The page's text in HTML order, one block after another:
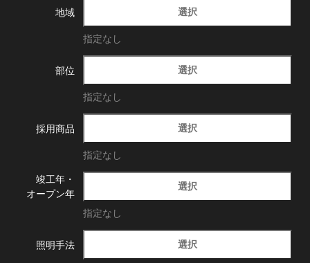
地域 選択
指定なし
部位 選択
指定なし
採用商品 選択
指定なし
竣工年・
オープン年
選択
指定なし
照明手法 選択